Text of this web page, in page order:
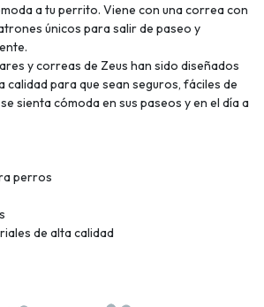
a tu perrito. Viene con una correa con
únicos para salir de paseo y
y correas de Zeus han sido diseñados
calidad para que sean seguros, fáciles de
sienta cómoda en sus paseos y en el día a
perros
de alta calidad